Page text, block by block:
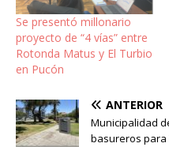
Se presentó millonario
proyecto de “4 vías” entre
Rotonda Matus y El Turbio
en Pucón
ANTERIOR
Municipalidad
basureros para